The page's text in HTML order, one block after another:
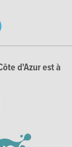
d'Azur est à